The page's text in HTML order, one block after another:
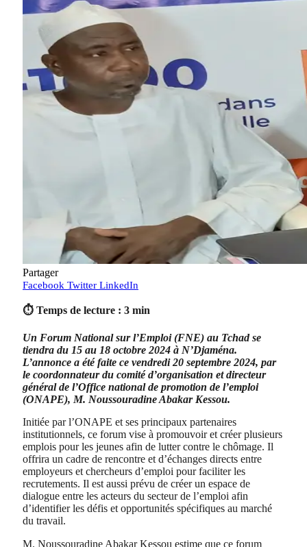
Partager
Facebook Twitter LinkedIn
⏱ Temps de lecture : 3 min
Un Forum National sur l’Emploi (FNE) au Tchad se
tiendra du 15 au 18 octobre 2024 à N’Djaména.
L’annonce a été faite ce vendredi 20 septembre 2024, par
le coordonnateur du comité d’organisation et directeur
général de l’Office national de promotion de l’emploi
(ONAPE), M. Noussouradine Abakar Kessou.
Initiée par l’ONAPE et ses principaux partenaires
institutionnels, ce forum vise à promouvoir et créer plusieurs
emplois pour les jeunes afin de lutter contre le chômage. Il
offrira un cadre de rencontre et d’échanges directs entre
employeurs et chercheurs d’emploi pour faciliter les
recrutements. Il est aussi prévu de créer un espace de
dialogue entre les acteurs du secteur de l’emploi afin
d’identifier les défis et opportunités spécifiques au marché
du travail.
M. Noussouradine Abakar Kessou estime que ce forum